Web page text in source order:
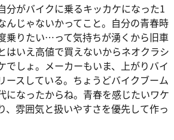
分がバイクに乗るキッカケになった1
んじゃないかってこと。自分の青春時
乗りたい…って気持ちが湧くから旧車
はいえ高値で買えないからネオクラシ
でしょ。メーカーもいま、上がりバイ
ースしている。ちょうどバイクブーム
になったからね。青春を感じたいワケ
、雰囲気と扱いやすさを優先して作っ